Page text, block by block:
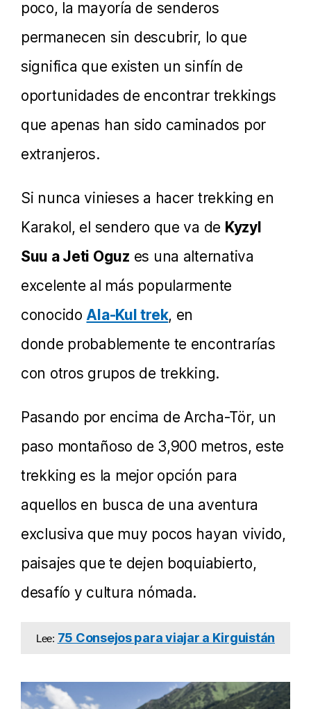
poco, la mayoría de senderos
permanecen sin descubrir, lo que
significa que existen un sinfín de
oportunidades de encontrar trekkings
que apenas han sido caminados por
extranjeros.
Si nunca vinieses a hacer trekking en
Karakol, el sendero que va de Kyzyl
Suu a Jeti Oguz es una alternativa
excelente al más popularmente
conocido Ala-Kul trek, en
donde probablemente te encontrarías
con otros grupos de trekking.
Pasando por encima de Archa-Tör, un
paso montañoso de 3,900 metros, este
trekking es la mejor opción para
aquellos en busca de una aventura
exclusiva que muy pocos hayan vivido,
paisajes que te dejen boquiabierto,
desafío y cultura nómada.
Lee: 75 Consejos para viajar a Kirguistán